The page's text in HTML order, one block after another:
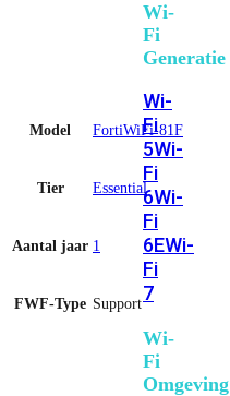
Wi-
Fi
Generatie
Wi-
Fi
5Wi-
Fi
6Wi-
Fi
6EWi-
Fi
7
Wi-
Fi
Omgeving
Model FortiWiFi-81F
Tier Essential
Aantal jaar 1
FWF-Type Support